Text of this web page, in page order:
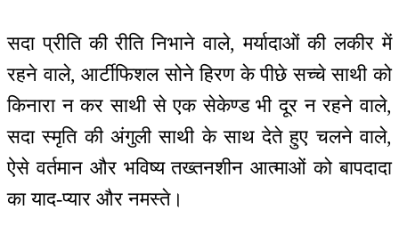
सदा प्रीति की रीति निभाने वाले, मर्यादाओं की लकीर में
रहने वाले, आर्टीफिशल सोने हिरण के पीछे सच्चे साथी को
किनारा न कर साथी से एक सेकेण्ड भी दूर न रहने वाले,
सदा स्मृति की अंगुली साथी के साथ देते हुए चलने वाले,
ऐसे वर्तमान और भविष्य तख्तनशीन आत्माओं को बापदादा
का याद-प्यार और नमस्ते।